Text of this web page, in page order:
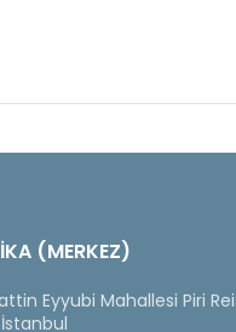
(MERKEZ)
Eyyubi Mahallesi Piri